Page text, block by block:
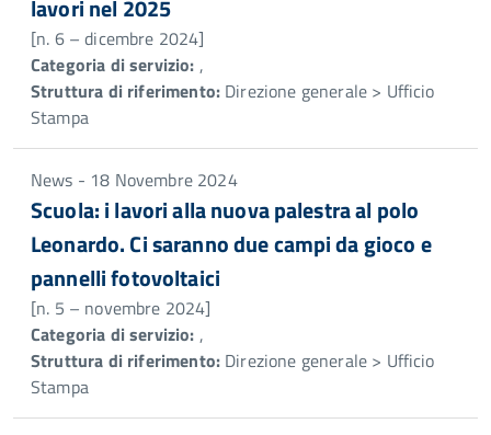
lavori nel 2025
[n. 6 – dicembre 2024]
Categoria di servizio: ,
Struttura di riferimento: Direzione generale > Ufficio
Stampa
News - 18 Novembre 2024
Scuola: i lavori alla nuova palestra al polo
Leonardo. Ci saranno due campi da gioco e
pannelli fotovoltaici
[n. 5 – novembre 2024]
Categoria di servizio: ,
Struttura di riferimento: Direzione generale > Ufficio
Stampa